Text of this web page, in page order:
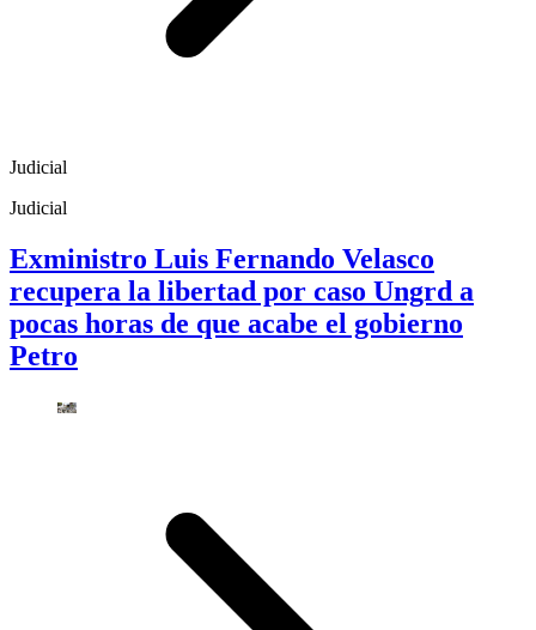
Judicial
Judicial
Exministro Luis Fernando Velasco
recupera la libertad por caso Ungrd a
pocas horas de que acabe el gobierno
Petro